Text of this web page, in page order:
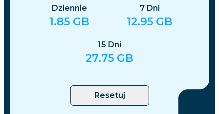
Dziennie
1.85 GB
7 Dni
12.95 GB
15 Dni
27.75 GB
Resetuj